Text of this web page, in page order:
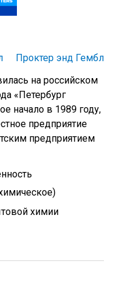
Проктер энд Гембл
на российском
«Петербург
начало в 1989 году,
предприятие
предприятием
химии